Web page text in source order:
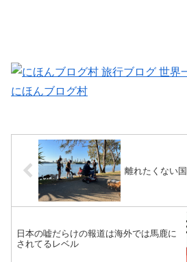
にほんブログ村
離れたくない国
日本の嘘だらけの報道は海外では馬鹿に
されてるレベル